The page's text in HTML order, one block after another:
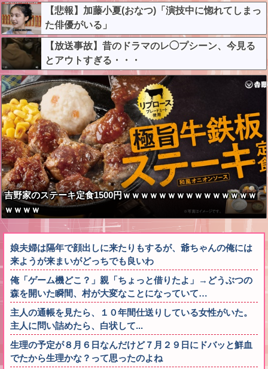
【悲報】加藤小夏(おなつ)「演技中に惚れてしまっ
た俳優がいる」
【放送事故】昔のドラマのレ◯プシーン、今見る
とアウトすぎる・・・
吉野家のステーキ定食1500円ｗｗｗｗｗｗｗｗｗｗｗｗｗｗｗ
ｗｗｗｗ
娘夫婦は隔年で顔出しに来たりもするが、爺ちゃんの俺には
来ようが来まいがどっちでも良いわ
俺「ゲーム機どこ？」親「ちょっと借りたよ」→どうぶつの
森を開いた瞬間、村が大変なことになっていて…
主人の通帳を見たら、１０年間仕送りしている女性がいた。
主人に問い詰めたら、白状して...
生理の予定が８月６日なんだけど７月２９日にドバッと鮮血
でたから生理かな？って思ったのよね